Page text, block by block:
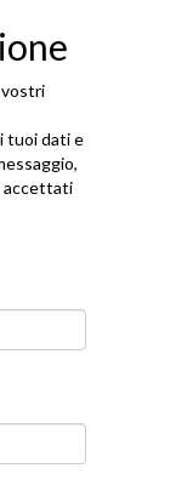
vostri
tuoi dati e
accettati